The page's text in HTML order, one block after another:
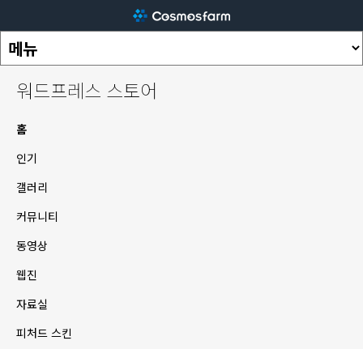
워드프레스 스토어
홈
인기
갤러리
커뮤니티
동영상
웹진
자료실
피처드 스킨